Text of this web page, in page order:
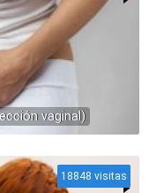
vaginal)
18848 visitas